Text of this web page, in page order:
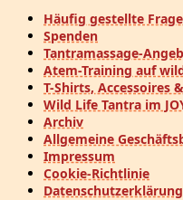
Häufig gestellte
Spenden
Tantramassage-
Atem-Training auf
T-Shirts, Accessoires
Wild Life Tantra im
Archiv
Allgemeine
Impressum
Cookie-Richtlinie
Datenschutzerklärung